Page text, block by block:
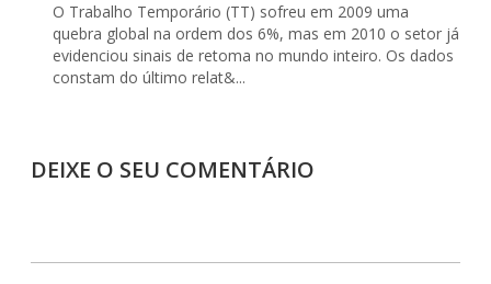
O Trabalho Temporário (TT) sofreu em 2009 uma
quebra global na ordem dos 6%, mas em 2010 o setor já
evidenciou sinais de retoma no mundo inteiro. Os dados
constam do último relat&...
DEIXE O SEU COMENTÁRIO